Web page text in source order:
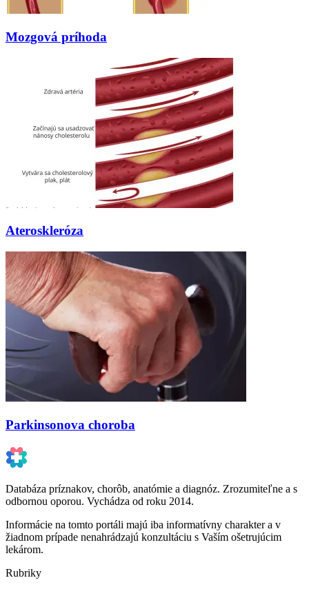
Mozgová príhoda
Ateroskleróza
Parkinsonova choroba
Databáza príznakov, chorôb, anatómie a diagnóz. Zrozumiteľne a s
odbornou oporou. Vychádza od roku 2014.
Informácie na tomto portáli majú iba informatívny charakter a v
žiadnom prípade nenahrádzajú konzultáciu s Vaším ošetrujúcim
lekárom.
Rubriky